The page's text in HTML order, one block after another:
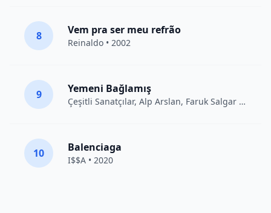
8 Vem pra ser meu refrão
Reinaldo • 2002
9 Yemeni Bağlamış
Çeşitli Sanatçılar, Alp Arslan, Faruk Salgar • 2012
10 Balenciaga
I$$A • 2020